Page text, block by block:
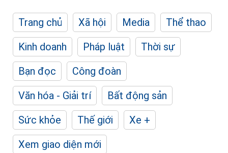
Trang chủ Xã hội Media
Thể thao
Kinh doanh
Pháp luật
Thời sự
Bạn đọc
Công đoàn
Văn hóa - Giải trí
Bất động sản
Sức khỏe
Thế giới
Xe +
Xem giao diện mới